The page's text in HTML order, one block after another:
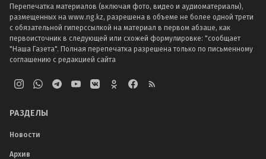
Перепечатка материалов (включая фото, видео и аудиоматериалы),
размещенных на www.ng.kz, разрешена в объеме не более одной трети
с обязательной гиперссылкой на материал в первом абзаце, как
первоисточник в следующей или схожей формулировке: "сообщает
"Наша Газета". Полная перепечатка разрешена только по письменному
соглашению с редакцией сайта
РАЗДЕЛЫ
Новости
Архив